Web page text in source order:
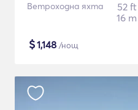
Ветроходна яхта
52 ft
16 m
$1,148 /нощ